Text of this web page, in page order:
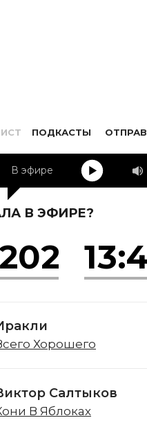
ПОДКАСТЫ
В эфире
В ЭФИРЕ?
Хорошего
Салтыков
В Яблоках